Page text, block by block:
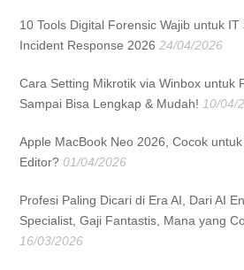
10 Tools Digital Forensic Wajib untuk IT
Incident Response 2026 24/04/2026
Cara Setting Mikrotik via Winbox untuk
Sampai Bisa Lengkap & Mudah! 10/04/
Apple MacBook Neo 2026, Cocok
Editor? 01/04/2026
Profesi Paling Dicari di Era AI, Dari AI
Specialist, Gaji Fantastis, Mana yang
16/03/2026